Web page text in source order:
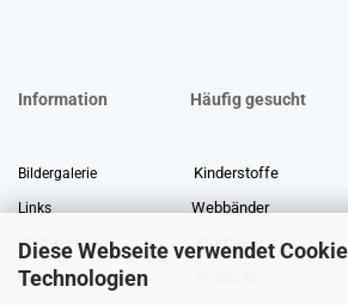
Diese Webseite verwendet
Technologien
Information Häufig gesucht
Bildergalerie Kinderstoffe
Links Webbänder
Stoffe Lexikon Stoffreste
Über uns